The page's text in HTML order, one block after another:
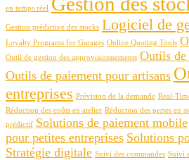
en temps réel
Gestion prédictive des stocks Logiciel de
Loyalty Programs for Garages Online Quoting Tools
Outil de gestion des approvisionnements Outils
Outils de paiement pour artisans
entreprises Prévision de la demande Real-
Réduction des coûts en atelier Réduction des pertes en
prédictif Solutions de paiement mobile
pour petites entreprises Solutions
Stratégie digitale Suivi des commandes Suivi